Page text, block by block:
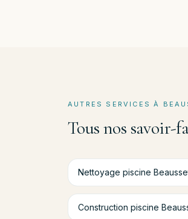
AUTRES SERVICES À
Tous nos savoir-
Nettoyage piscine
Construction piscine